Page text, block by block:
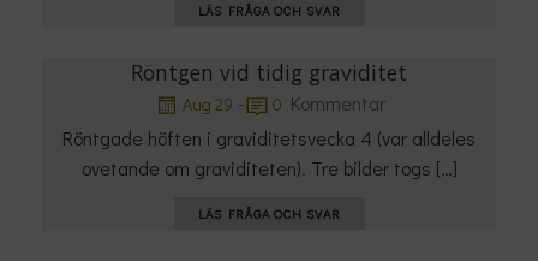
LÄS FRÅGA OCH SVAR
Röntgen vid tidig graviditet
Aug 29 - 0 Kommentar
Röntgade höften i graviditetsvecka 4 (var alldeles
ovetande om graviditeten). Tre bilder togs […]
LÄS FRÅGA OCH SVAR